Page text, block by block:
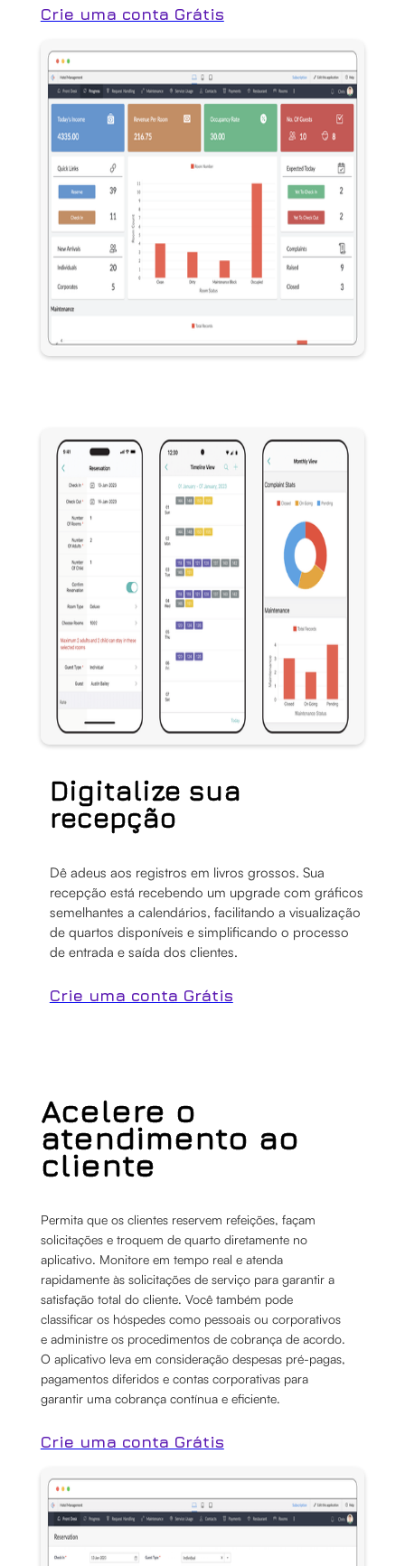
Crie uma conta Grátis
Digitalize sua
recepção
Dê adeus aos registros em livros grossos. Sua
recepção está recebendo um upgrade com gráficos
semelhantes a calendários, facilitando a visualização
de quartos disponíveis e simplificando o processo
de entrada e saída dos clientes.
Crie uma conta Grátis
Acelere o
atendimento ao
cliente
Permita que os clientes reservem refeições, façam
solicitações e troquem de quarto diretamente no
aplicativo. Monitore em tempo real e atenda
rapidamente às solicitações de serviço para garantir a
satisfação total do cliente. Você também pode
classificar os hóspedes como pessoais ou corporativos
e administre os procedimentos de cobrança de acordo.
O aplicativo leva em consideração despesas pré-pagas,
pagamentos diferidos e contas corporativas para
garantir uma cobrança contínua e eficiente.
Crie uma conta Grátis